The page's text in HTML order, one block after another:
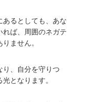
るとしても、あな
れば、周囲のネガテ
ません。
り、自分を守りつ
となります。